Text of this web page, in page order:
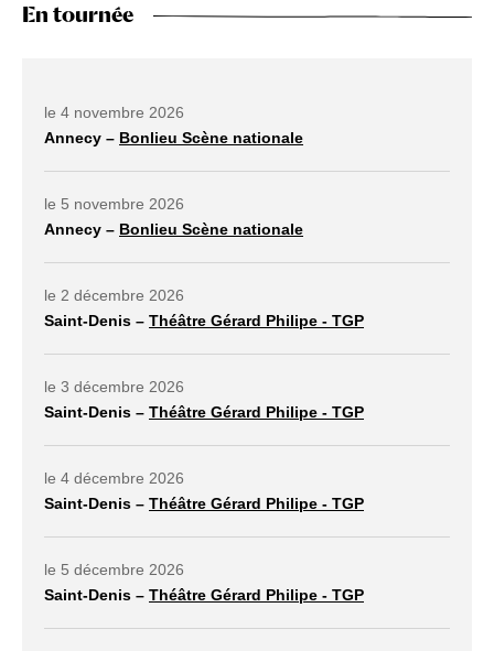
En tournée
le 4 novembre 2026
Annecy – Bonlieu Scène nationale
le 5 novembre 2026
Annecy – Bonlieu Scène nationale
le 2 décembre 2026
Saint-Denis – Théâtre Gérard Philipe - TGP
le 3 décembre 2026
Saint-Denis – Théâtre Gérard Philipe - TGP
le 4 décembre 2026
Saint-Denis – Théâtre Gérard Philipe - TGP
le 5 décembre 2026
Saint-Denis – Théâtre Gérard Philipe - TGP